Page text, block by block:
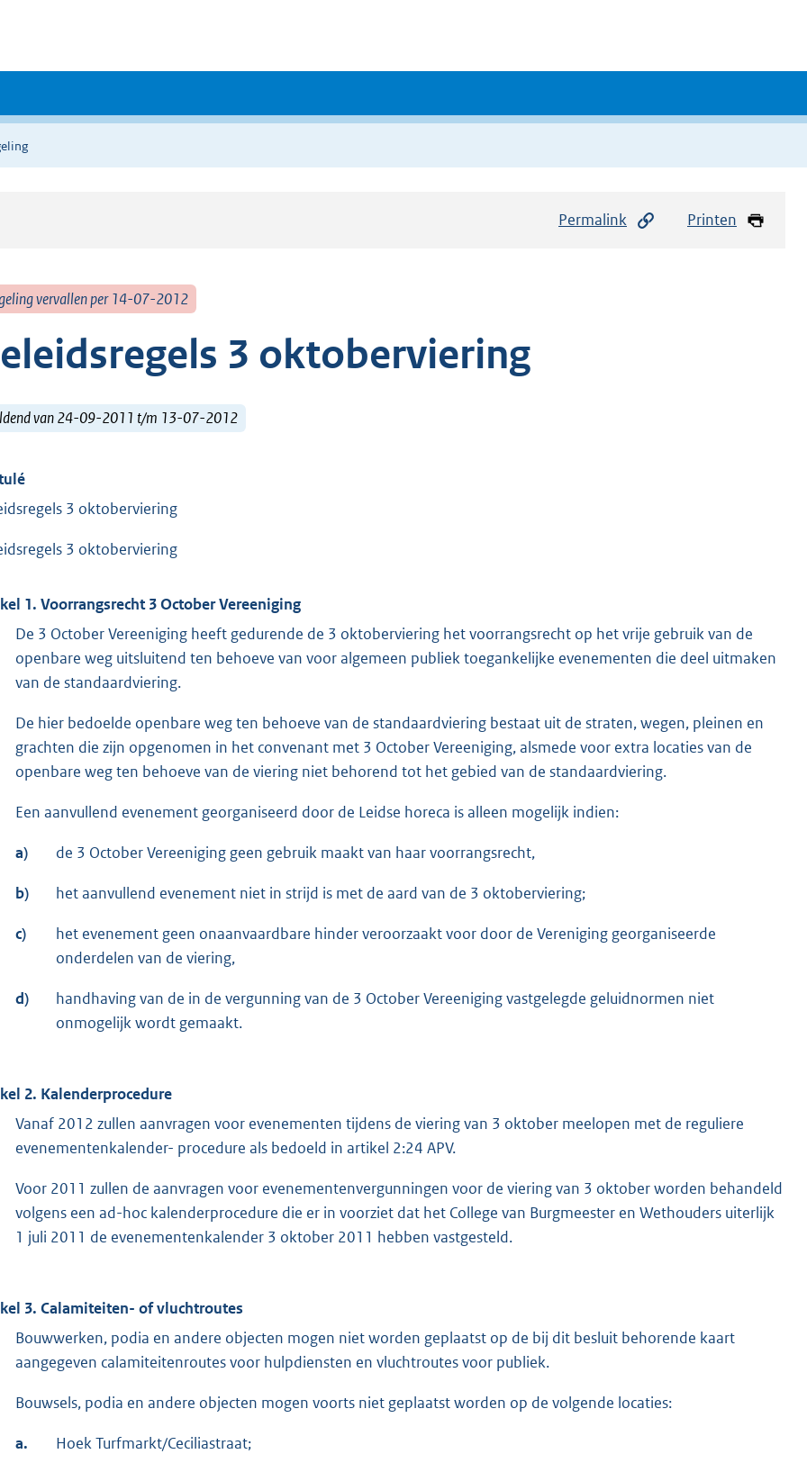
Permalink Printen
vervallen per 14-07-2012
3 oktoberviering
van 24-09-2011 t/m 13-07-2012
3 oktoberviering
3 oktoberviering
1. Voorrangsrecht 3 October Vereeniging
De 3 October Vereeniging heeft gedurende de 3 oktoberviering het voorrangsrecht op het vrije gebruik van de
openbare weg uitsluitend ten behoeve van voor algemeen publiek toegankelijke evenementen die deel uitmaken
van de standaardviering.
De hier bedoelde openbare weg ten behoeve van de standaardviering bestaat uit de straten, wegen, pleinen en
grachten die zijn opgenomen in het convenant met 3 October Vereeniging, alsmede voor extra locaties van de
openbare weg ten behoeve van de viering niet behorend tot het gebied van de standaardviering.
Een aanvullend evenement georganiseerd door de Leidse horeca is alleen mogelijk indien:
a) de 3 October Vereeniging geen gebruik maakt van haar voorrangsrecht,
b) het aanvullend evenement niet in strijd is met de aard van de 3 oktoberviering;
c)
het evenement geen onaanvaardbare hinder veroorzaakt voor door de Vereniging georganiseerde
onderdelen van de viering,
d)
handhaving van de in de vergunning van de 3 October Vereeniging vastgelegde geluidnormen niet
onmogelijk wordt gemaakt.
2. Kalenderprocedure
Vanaf 2012 zullen aanvragen voor evenementen tijdens de viering van 3 oktober meelopen met de reguliere
evenementenkalender- procedure als bedoeld in artikel 2:24 APV.
Voor 2011 zullen de aanvragen voor evenementenvergunningen voor de viering van 3 oktober worden behandeld
volgens een ad-hoc kalenderprocedure die er in voorziet dat het College van Burgmeester en Wethouders uiterlijk
1 juli 2011 de evenementenkalender 3 oktober 2011 hebben vastgesteld.
3. Calamiteiten- of vluchtroutes
Bouwwerken, podia en andere objecten mogen niet worden geplaatst op de bij dit besluit behorende kaart
aangegeven calamiteitenroutes voor hulpdiensten en vluchtroutes voor publiek.
Bouwsels, podia en andere objecten mogen voorts niet geplaatst worden op de volgende locaties:
a. Hoek Turfmarkt/Ceciliastraat;